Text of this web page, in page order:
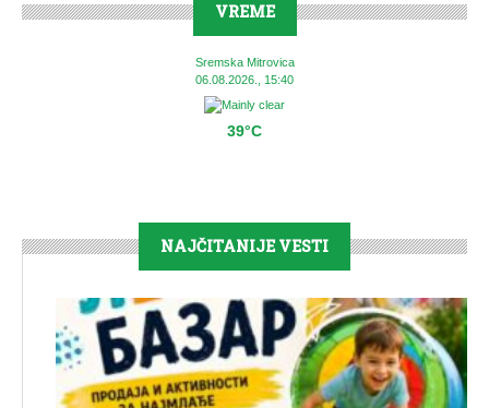
VREME
Sremska Mitrovica
06.08.2026., 15:40
39°C
NAJČITANIJE VESTI